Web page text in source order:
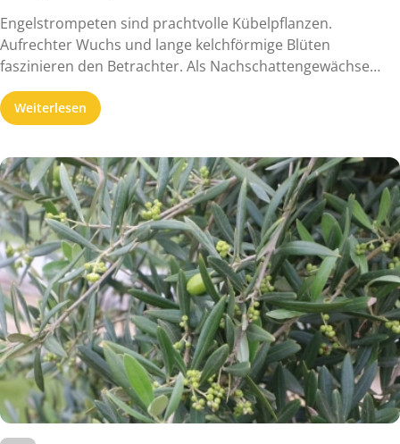
Engelstrompeten sind prachtvolle Kübelpflanzen.
Aufrechter Wuchs und lange kelchförmige Blüten
faszinieren den Betrachter. Als Nachschattengewächse
sind ...
Weiterlesen